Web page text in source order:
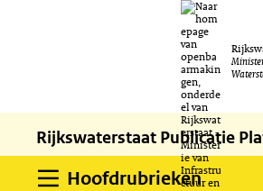
naar
de
Rijkswaterstaat Publicatie
Hoofdrubrieken